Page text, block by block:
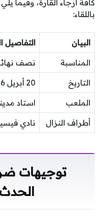
كافة أرجاء القارة، وفيما
باللقاء:
البيان التفاصيل
المناسبة نصف
التاريخ 20 أبريل 2026
الملعب استاد
أطراف النزال نادي
توجيهات